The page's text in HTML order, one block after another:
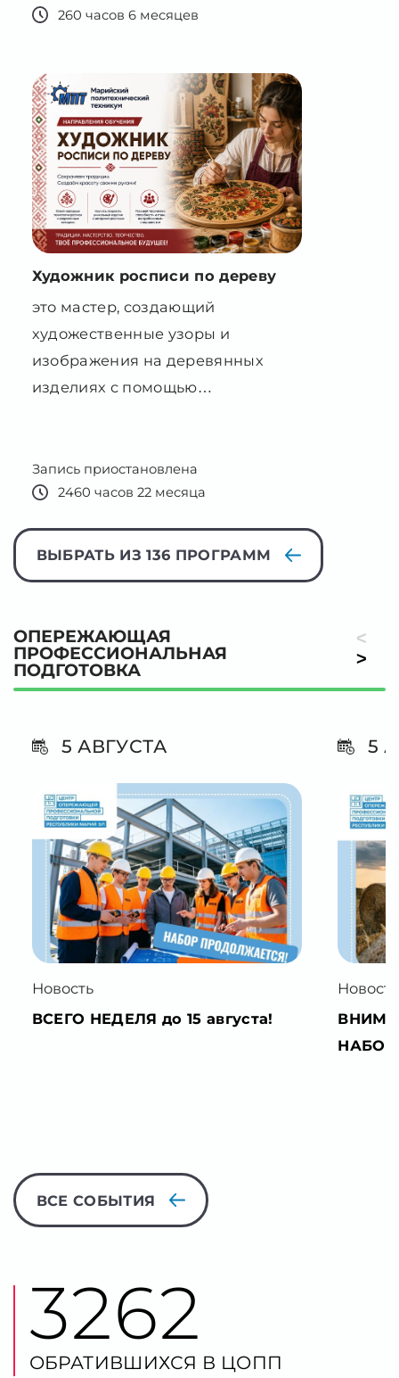
Художник росписи по дереву
это мастер, создающий
художественные узоры и
изображения на деревянных
изделиях с помощью
специальных красок и техник
декорирования.
Запись приостановлена
2460 часов 22 месяца
ОПЕРЕЖАЮЩАЯ
ПРОФЕССИОНАЛЬНАЯ
ПОДГОТОВКА
5 АВГУСТА
Новость
ВСЕГО НЕДЕЛЯ до 15 августа!
5
Новость
НАБОР
3262
1300
ОКОНЧИВШИХ ОБУЧЕНИЕ